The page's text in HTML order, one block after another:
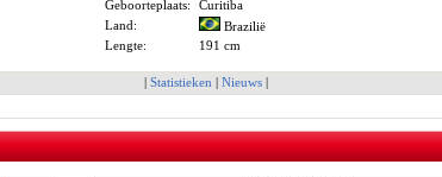
Geboorteplaats:
Curitiba
Land:
Brazilië
Lengte:
191 cm
| Statistieken | Nieuws|